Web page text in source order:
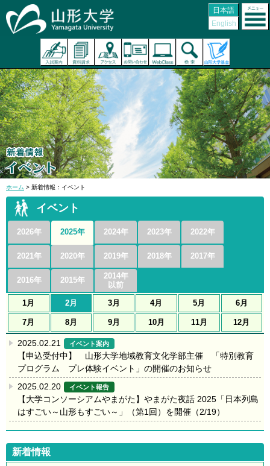
日本語
English
ホーム > 新着情報：イベント
イベント
2026年 2025年 2024年 2023年 2022年
2021年 2020年 2019年 2018年 2017年
2016年 2015年
2014年
以前
1月
2月 3月 4月 5月 6月
7月 8月 9月 10月 11月 12月
2025.02.21 イベント案内
【申込受付中】 山形大学地域教育文化学部主催 「特別教育
プログラム プレ体験イベント」の開催のお知らせ
2025.02.20
イベント報告
【大学コンソーシアムやまがた】やまがた夜話 2025「日本列島
はすごい～山形もすごい～」（第1回）を開催（2/19）
新着情報